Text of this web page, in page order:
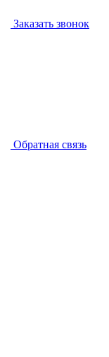
Заказать звонок
Обратная связь